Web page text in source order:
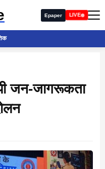
Epaper LIVE
जन-जागरूकता